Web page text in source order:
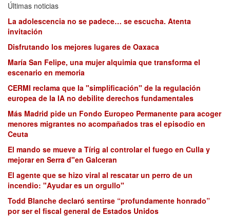
Últimas noticias
La adolescencia no se padece… se escucha. Atenta
invitación
Disfrutando los mejores lugares de Oaxaca
María San Felipe, una mujer alquimia que transforma el
escenario en memoria
CERMI reclama que la "simplificación" de la regulación
europea de la IA no debilite derechos fundamentales
Más Madrid pide un Fondo Europeo Permanente para acoger
menores migrantes no acompañados tras el episodio en
Ceuta
El mando se mueve a Tírig al controlar el fuego en Culla y
mejorar en Serra d"en Galceran
El agente que se hizo viral al rescatar un perro de un
incendio: "Ayudar es un orgullo"
Todd Blanche declaró sentirse “profundamente honrado”
por ser el fiscal general de Estados Unidos